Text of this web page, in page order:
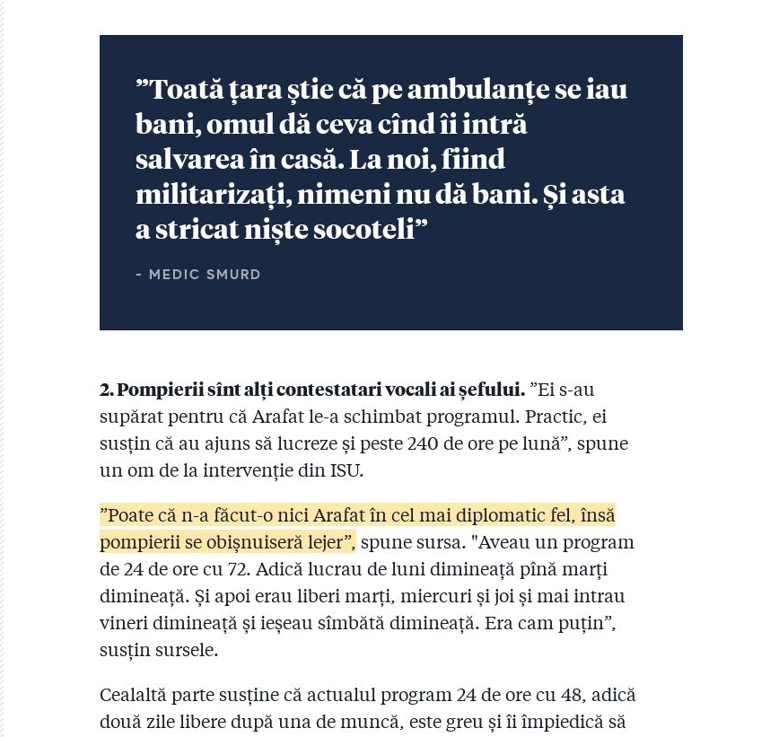
”Toată țara știe că pe ambulanțe se iau
bani, omul dă ceva cînd îi intră
salvarea în casă. La noi, fiind
militarizați, nimeni nu dă bani. Și asta
a stricat niște socoteli”
- MEDIC SMURD
2. Pompierii sînt alți contestatari vocali ai șefului. ”Ei s-au
supărat pentru că Arafat le-a schimbat programul. Practic, ei
susțin că au ajuns să lucreze și peste 240 de ore pe lună”, spune
un om de la intervenție din ISU.
”Poate că n-a făcut-o nici Arafat în cel mai diplomatic fel, însă
pompierii se obișnuiseră lejer”, spune sursa. "Aveau un program
de 24 de ore cu 72. Adică lucrau de luni dimineață pînă marți
dimineață. Și apoi erau liberi marți, miercuri și joi și mai intrau
vineri dimineață și ieșeau sîmbătă dimineață. Era cam puțin”,
susțin sursele.
Cealaltă parte susține că actualul program 24 de ore cu 48, adică
două zile libere după una de muncă, este greu și îi împiedică să